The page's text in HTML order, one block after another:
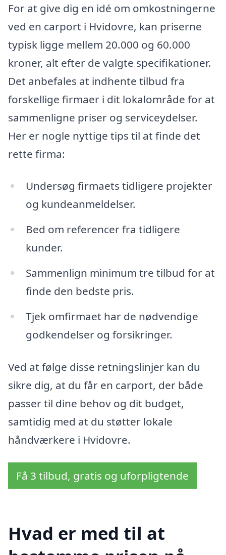
For at give dig en idé om omkostningerne
ved en carport i Hvidovre, kan priserne
typisk ligge mellem 20.000 og 60.000
kroner, alt efter de valgte specifikationer.
Det anbefales at indhente tilbud fra
forskellige firmaer i dit lokalområde for at
sammenligne priser og serviceydelser.
Her er nogle nyttige tips til at finde det
rette firma:
Undersøg firmaets tidligere projekter
og kundeanmeldelser.
Bed om referencer fra tidligere
kunder.
Sammenlign minimum tre tilbud for at
finde den bedste pris.
Tjek omfirmaet har de nødvendige
godkendelser og forsikringer.
Ved at følge disse retningslinjer kan du
sikre dig, at du får en carport, der både
passer til dine behov og dit budget,
samtidig med at du støtter lokale
håndværkere i Hvidovre.
Få 3 tilbud, gratis og uforpligtende
Hvad er med til at